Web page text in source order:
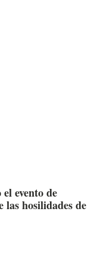
evento de
las hosilidades de